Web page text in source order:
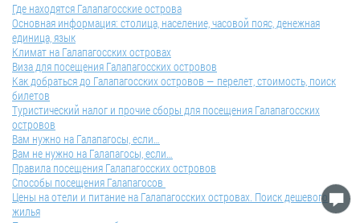
Где находятся Галапагосские острова
Основная информация: столица, население, часовой пояс, денежная
единица, язык
Климат на Галапагосских островах
Виза для посещения Галапагосских островов
Как добраться до Галапагосских островов — перелет, стоимость, поиск
билетов
Туристический налог и прочие сборы для посещения Галапагосских
островов
Вам нужно на Галапагосы, если…
Вам не нужно на Галапагосы, если…
Правила посещения Галапагосских островов
Способы посещения Галапагосов
Цены на отели и питание на Галапагосских островах. Поиск дешевого
жилья